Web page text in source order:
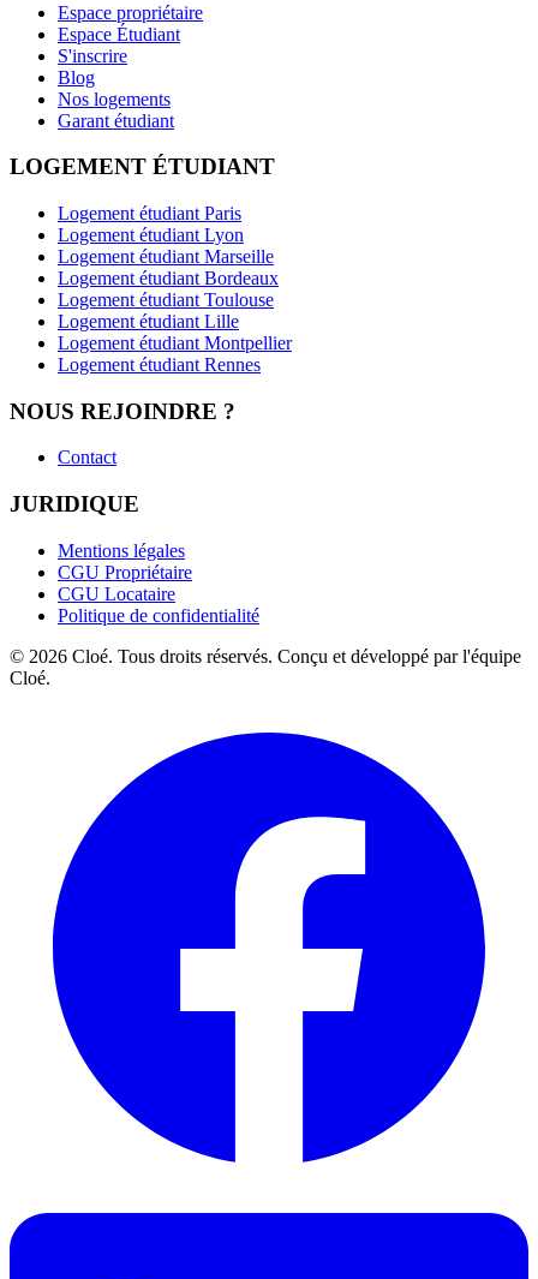
Espace propriétaire
Espace Étudiant
S'inscrire
Blog
Nos logements
Garant étudiant
LOGEMENT ÉTUDIANT
Logement étudiant Paris
Logement étudiant Lyon
Logement étudiant Marseille
Logement étudiant Bordeaux
Logement étudiant Toulouse
Logement étudiant Lille
Logement étudiant Montpellier
Logement étudiant Rennes
NOUS REJOINDRE ?
Contact
JURIDIQUE
Mentions légales
CGU Propriétaire
CGU Locataire
Politique de confidentialité
© 2026 Cloé. Tous droits réservés. Conçu et développé par l'équipe
Cloé.